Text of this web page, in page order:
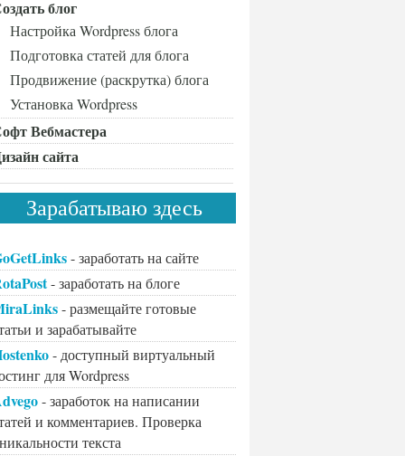
блог
Настройка Wordpress блога
Подготовка статей для блога
Продвижение (раскрутка) блога
Установка Wordpress
Вебмастера
сайта
Зарабатываю здесь
- заработать на сайте
- заработать на блоге
- размещайте готовые
и зарабатывайте
- доступный виртуальный
для Wordpress
- заработок на написании
и комментариев. Проверка
текста